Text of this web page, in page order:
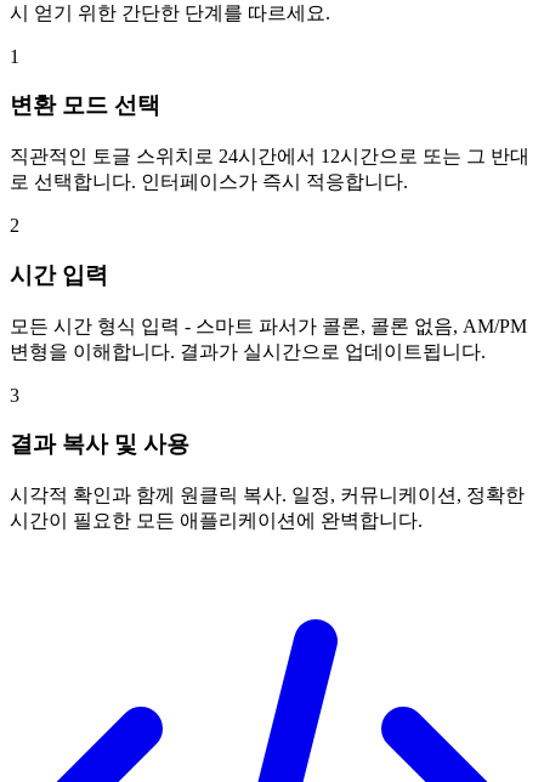
시 얻기 위한 간단한 단계를 따르세요.
1
변환 모드 선택
직관적인 토글 스위치로 24시간에서 12시간으로 또는 그 반대
로 선택합니다. 인터페이스가 즉시 적응합니다.
2
시간 입력
모든 시간 형식 입력 - 스마트 파서가 콜론, 콜론 없음, AM/PM
변형을 이해합니다. 결과가 실시간으로 업데이트됩니다.
3
결과 복사 및 사용
시각적 확인과 함께 원클릭 복사. 일정, 커뮤니케이션, 정확한
시간이 필요한 모든 애플리케이션에 완벽합니다.